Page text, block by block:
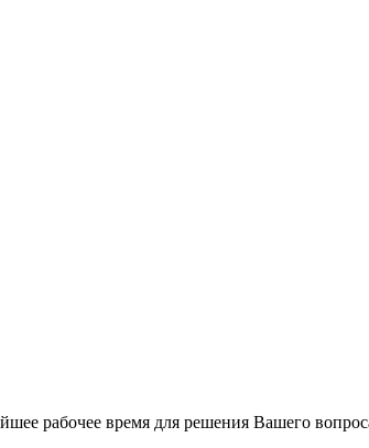
рабочее время для решения Вашего